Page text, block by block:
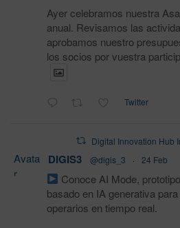
Ayer celebramos nuestra
anual. Revisamos las
aprobamos nuestro
los socios por vuestra
Twitter
Digital Innovation Hub
Avata
r
DIGIS3 @digis_3 · 24 Feb
Conoce AI Mode,
basado en IA generativa
operarios en tiempo real.